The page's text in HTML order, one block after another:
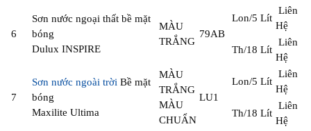
6
Sơn nước ngoại thất bề mặt
bóng
Dulux INSPIRE
MÀU
TRẮNG
79AB
Lon/5 Lít
Liên
Hệ
Th/18 Lít
Liên
Hệ
7
Sơn nước ngoài trời Bề mặt
bóng
Maxilite Ultima
MÀU
TRẮNG
MÀU
CHUẨN
LU1
Lon/5 Lít
Liên
Hệ
Th/18 Lít
Liên
Hệ